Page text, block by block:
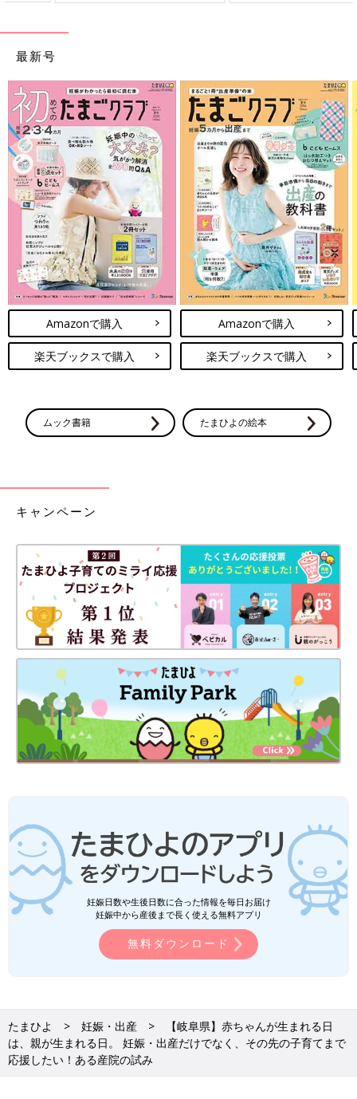
最新号
Amazonで購入
楽天ブックスで購入
Amazonで購入
楽天ブックスで購入
ムック書籍 たまひよの絵本
キャンペーン
妊娠日数や生後日数に合った情報を毎日お届け
妊娠中から産後まで長く使える無料アプリ
無料ダウンロード
たまひよ 妊娠・出産
【岐阜県】赤ちゃんが生まれる日
は、親が生まれる日。 妊娠・出産だけでなく、その先の子育てまで
応援したい！ある産院の試み